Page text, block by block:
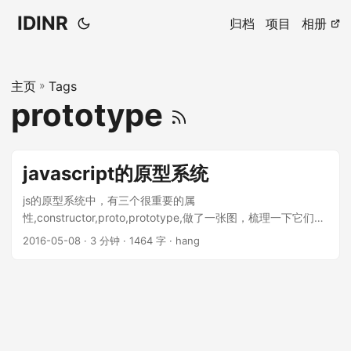
IDINR 归档 项目 相册
主页 » Tags
prototype
javascript的原型系统
js的原型系统中，有三个很重要的属
性,constructor,proto,prototype,做了一张图，梳理一下它们之
间的关系。 javas...
2016-05-08 · 3 分钟 · 1464 字 · hang